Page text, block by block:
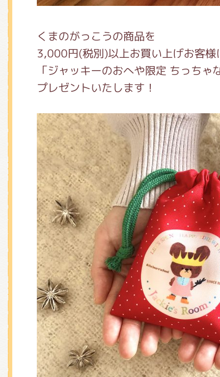
くまのがっこうの商品を
3,000円(税別)以上お買い上げお客様
「ジャッキーのおへや限定 ちっちゃ
プレゼントいたします！